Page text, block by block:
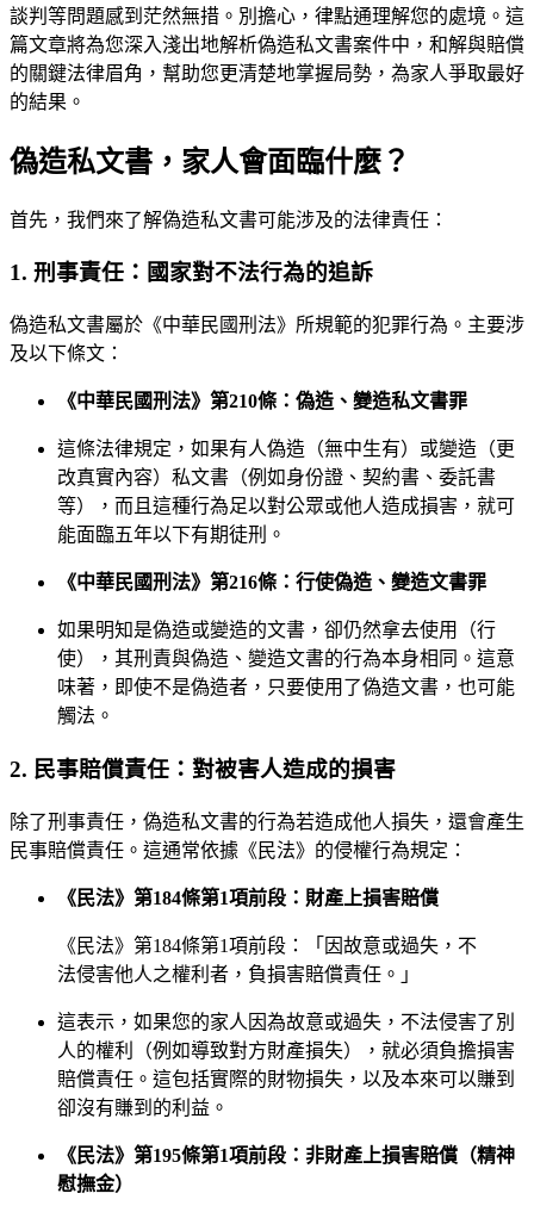
談判等問題感到茫然無措。別擔心，律點通理解您的處境。這
篇文章將為您深入淺出地解析偽造私文書案件中，和解與賠償
的關鍵法律眉角，幫助您更清楚地掌握局勢，為家人爭取最好
的結果。
偽造私文書，家人會面臨什麼？
首先，我們來了解偽造私文書可能涉及的法律責任：
1. 刑事責任：國家對不法行為的追訴
偽造私文書屬於《中華民國刑法》所規範的犯罪行為。主要涉
及以下條文：
《中華民國刑法》第210條：偽造、變造私文書罪
這條法律規定，如果有人偽造（無中生有）或變造（更
改真實內容）私文書（例如身份證、契約書、委託書
等），而且這種行為足以對公眾或他人造成損害，就可
能面臨五年以下有期徒刑。
《中華民國刑法》第216條：行使偽造、變造文書罪
如果明知是偽造或變造的文書，卻仍然拿去使用（行
使），其刑責與偽造、變造文書的行為本身相同。這意
味著，即使不是偽造者，只要使用了偽造文書，也可能
觸法。
2. 民事賠償責任：對被害人造成的損害
除了刑事責任，偽造私文書的行為若造成他人損失，還會產生
民事賠償責任。這通常依據《民法》的侵權行為規定：
《民法》第184條第1項前段：財產上損害賠償
《民法》第184條第1項前段：「因故意或過失，不
法侵害他人之權利者，負損害賠償責任。」
這表示，如果您的家人因為故意或過失，不法侵害了別
人的權利（例如導致對方財產損失），就必須負擔損害
賠償責任。這包括實際的財物損失，以及本來可以賺到
卻沒有賺到的利益。
《民法》第195條第1項前段：非財產上損害賠償（精神
慰撫金）